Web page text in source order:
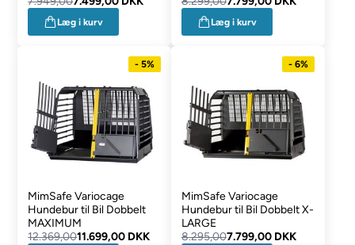
Læg i kurv Læg i kurv
- 5%
MimSafe Variocage
Hundebur til Bil Dobbelt
MAXIMUM
12.369,0011.699,00 DKK
- 6%
MimSafe Variocage
Hundebur til Bil Dobbelt X-
LARGE
8.295,007.799,00 DKK